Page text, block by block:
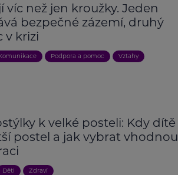
než jen kroužky. Jeden
bezpečné zázemí, druhý
v krizi
Podpora a pomoc Vztahy
k velké posteli: Kdy dítě
postel a jak vybrat vhodnou
Děti Zdraví